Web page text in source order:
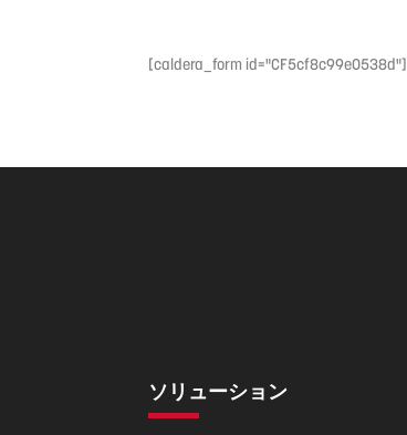
[caldera_form id="CF5cf8c99e0538d"]
ソリューション